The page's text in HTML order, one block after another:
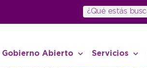
Gobierno Abierto Servicios